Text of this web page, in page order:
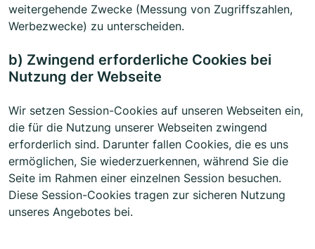
weitergehende Zwecke (Messung von Zugriffszahlen,
Werbezwecke) zu unterscheiden.
b) Zwingend erforderliche Cookies bei
Nutzung der Webseite
Wir setzen Session-Cookies auf unseren Webseiten ein,
die für die Nutzung unserer Webseiten zwingend
erforderlich sind. Darunter fallen Cookies, die es uns
ermöglichen, Sie wiederzuerkennen, während Sie die
Seite im Rahmen einer einzelnen Session besuchen.
Diese Session-Cookies tragen zur sicheren Nutzung
unseres Angebotes bei.